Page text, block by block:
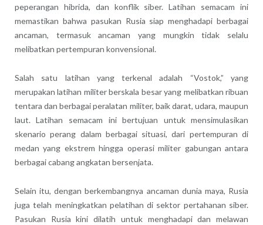
peperangan hibrida, dan konflik siber. Latihan semacam ini
memastikan bahwa pasukan Rusia siap menghadapi berbagai
ancaman, termasuk ancaman yang mungkin tidak selalu
melibatkan pertempuran konvensional.
Salah satu latihan yang terkenal adalah “Vostok,” yang
merupakan latihan militer berskala besar yang melibatkan ribuan
tentara dan berbagai peralatan militer, baik darat, udara, maupun
laut. Latihan semacam ini bertujuan untuk mensimulasikan
skenario perang dalam berbagai situasi, dari pertempuran di
medan yang ekstrem hingga operasi militer gabungan antara
berbagai cabang angkatan bersenjata.
Selain itu, dengan berkembangnya ancaman dunia maya, Rusia
juga telah meningkatkan pelatihan di sektor pertahanan siber.
Pasukan Rusia kini dilatih untuk menghadapi dan melawan